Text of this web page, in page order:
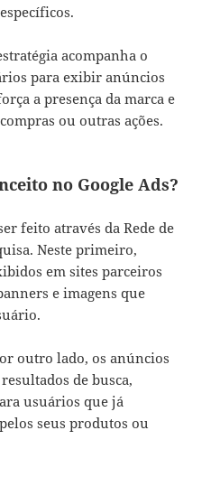
acompanha o
para exibir anúncios
a presença da marca e
ou outras ações.
no Google Ads?
feito através da Rede de
Neste primeiro,
em sites parceiros
e imagens que
outro lado, os anúncios
de busca,
usuários que já
seus produtos ou